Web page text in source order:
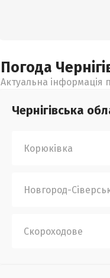
Погода
Актуальна інформація
Чернігівська
Корюківка
Новгород-
Скороходове